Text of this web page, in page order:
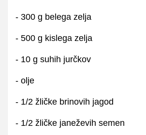
- 300 g belega zelja
- 500 g kislega zelja
- 10 g suhih jurčkov
- olje
- 1/2 žličke brinovih jagod
- 1/2 žličke janeževih semen